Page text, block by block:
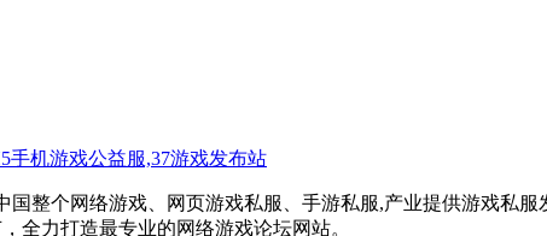
国整个网络游戏、网页游戏私服、手游私服,产业提供游戏私
全力打造最专业的网络游戏论坛网站。